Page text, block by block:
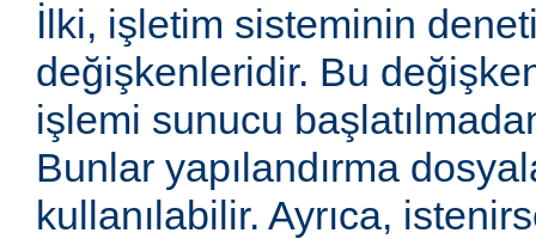
İlki, işletim sisteminin
değişkenleridir. Bu
işlemi sunucu
Bunlar yapılandırma
kullanılabilir. Ayrıca,